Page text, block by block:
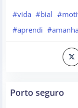
#vida #bial
#aprendi #amanha
Porto seguro